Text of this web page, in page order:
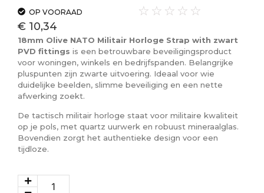
OP VOORAAD ☆ ☆ ☆ ☆ ☆
€ 10,34
18mm Olive NATO Militair Horloge Strap with zwart
PVD fittings is een betrouwbare beveiligingsproduct
voor woningen, winkels en bedrijfspanden. Belangrijke
pluspunten zijn zwarte uitvoering. Ideaal voor wie
duidelijke beelden, slimme beveiliging en een nette
afwerking zoekt.
De tactisch militair horloge staat voor militaire kwaliteit
op je pols, met quartz uurwerk en robuust mineraalglas.
Bovendien zorgt het authentieke design voor een
tijdloze.